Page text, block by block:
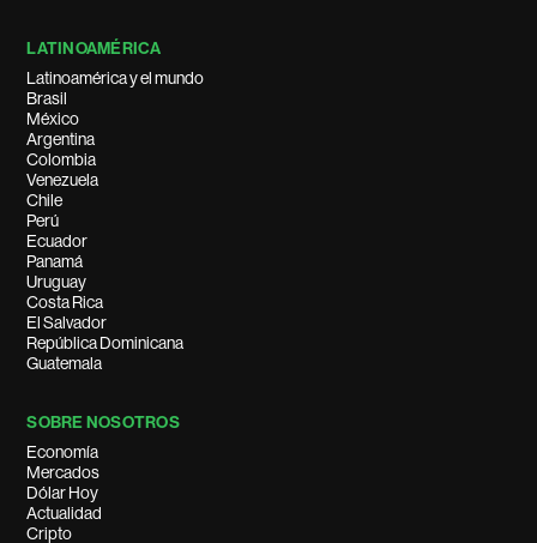
LATINOAMÉRICA
Latinoamérica y el mundo
Brasil
México
Argentina
Colombia
Venezuela
Chile
Perú
Ecuador
Panamá
Uruguay
Costa Rica
El Salvador
República Dominicana
Guatemala
SOBRE NOSOTROS
Economía
Mercados
Dólar Hoy
Actualidad
Cripto